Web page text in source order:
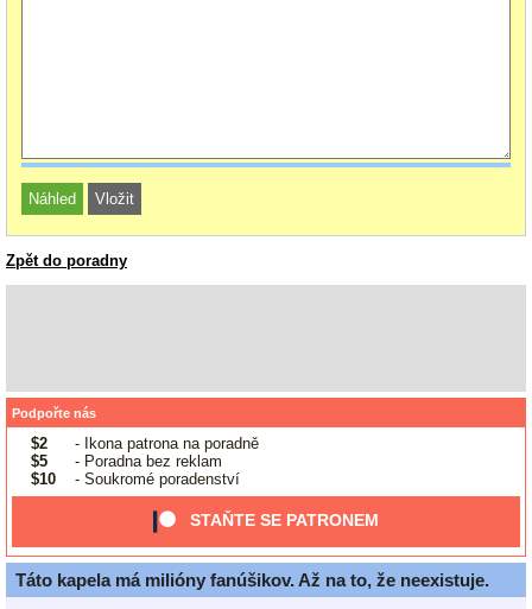
Zpět do poradny
Podpořte nás
$2
- Ikona patrona na poradně
$5
- Poradna bez reklam
$10
- Soukromé poradenství
STAŇTE SE PATRONEM
Táto kapela má milióny fanúšikov. Až na to, že neexistuje.